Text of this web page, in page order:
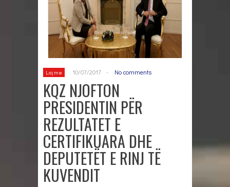
Lajme 10/07/2017 - No comments
KQZ NJOFTON
PRESIDENTIN PËR
REZULTATET E
CERTIFIKUARA DHE
DEPUTETËT E RINJ TË
KUVENDIT